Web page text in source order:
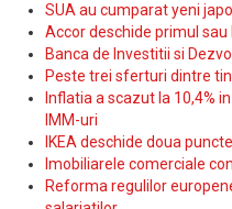
SUA au cumparat yeni
Accor deschide primul
Banca de Investitii si
Peste trei sferturi dintre
Inflatia a scazut la 10,4%
IMM-uri
IKEA deschide doua
Imobiliarele comerciale
Reforma regulilor